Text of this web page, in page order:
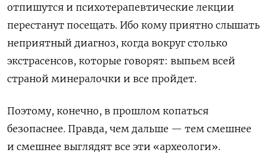
отпишутся и психотерапевтические лекции
перестанут посещать. Ибо кому приятно слышать
неприятный диагноз, когда вокруг столько
экстрасенсов, которые говорят: выпьем всей
страной минералочки и все пройдет.
Поэтому, конечно, в прошлом копаться
безопаснее. Правда, чем дальше — тем смешнее
и смешнее выглядят все эти «археологи».